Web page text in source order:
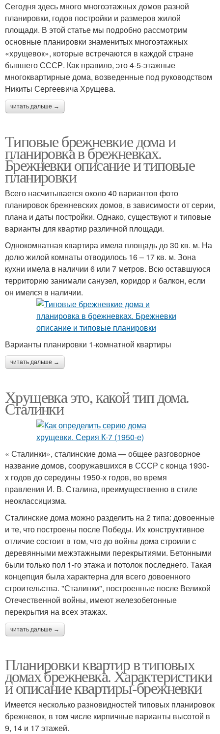
Сегодня здесь много многоэтажных домов разной
планировки, годов постройки и размеров жилой
площади. В этой статье мы подробно рассмотрим
основные планировки знаменитых многоэтажных
«хрущевок», которые встречаются в каждой стране
бывшего СССР. Как правило, это 4-5-этажные
многоквартирные дома, возведенные под руководством
Никиты Сергеевича Хрущева.
читать дальше →
Типовые брежневкие дома и
планировка в брежневках.
Брежневки описание и типовые
планировки
Всего насчитывается около 40 вариантов фото
планировок брежневских домов, в зависимости от серии,
плана и даты постройки. Однако, существуют и типовые
варианты для квартир различной площади.
Однокомнатная квартира имела площадь до 30 кв. м. На
долю жилой комнаты отводилось 16 – 17 кв. м. Зона
кухни имела в наличии 6 или 7 метров. Всю оставшуюся
территорию занимали санузел, коридор и балкон, если
он имелся в наличии.
Варианты планировки 1-комнатной квартиры
читать дальше →
Хрущевка это, какой тип дома.
Сталинки
« Сталинки», сталинские дома — общее разговорное
название домов, сооружавшихся в СССР с конца 1930-
х годов до середины 1950-х годов, во время
правления И. В. Сталина, преимущественно в стиле
неоклассицизма.
Сталинские дома можно разделить на 2 типа: довоенные
и те, что построены после Победы. Их конструктивное
отличие состоит в том, что до войны дома строили с
деревянными межэтажными перекрытиями. Бетонными
были только пол 1-го этажа и потолок последнего. Такая
концепция была характерна для всего довоенного
строительства. "Сталинки", построенные после Великой
Отечественной войны, имеют железобетонные
перекрытия на всех этажах.
читать дальше →
Планировки квартир в типовых
домах брежневка. Характеристики
и описание квартиры-брежневки
Имеется несколько разновидностей типовых планировок
брежневок, в том числе кирпичные варианты высотой в
9, 14 и 17 этажей.